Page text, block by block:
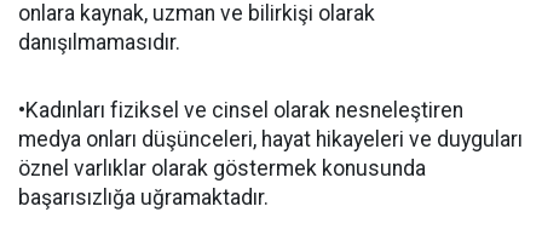
onlara kaynak, uzman ve bilirkişi olarak
danışılmamasıdır.
•Kadınları fiziksel ve cinsel olarak nesneleştiren
medya onları düşünceleri, hayat hikayeleri ve duyguları
öznel varlıklar olarak göstermek konusunda
başarısızlığa uğramaktadır.